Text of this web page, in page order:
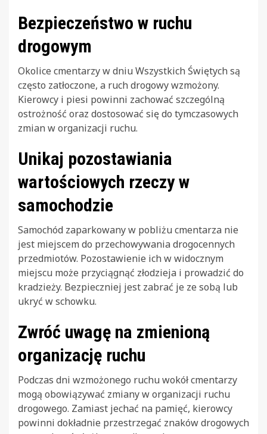
Bezpieczeństwo w ruchu
drogowym
Okolice cmentarzy w dniu Wszystkich Świętych są
często zatłoczone, a ruch drogowy wzmożony.
Kierowcy i piesi powinni zachować szczególną
ostrożność oraz dostosować się do tymczasowych
zmian w organizacji ruchu.
Unikaj pozostawiania
wartościowych rzeczy w
samochodzie
Samochód zaparkowany w pobliżu cmentarza nie
jest miejscem do przechowywania drogocennych
przedmiotów. Pozostawienie ich w widocznym
miejscu może przyciągnąć złodzieja i prowadzić do
kradzieży. Bezpieczniej jest zabrać je ze sobą lub
ukryć w schowku.
Zwróć uwagę na zmienioną
organizację ruchu
Podczas dni wzmożonego ruchu wokół cmentarzy
mogą obowiązywać zmiany w organizacji ruchu
drogowego. Zamiast jechać na pamięć, kierowcy
powinni dokładnie przestrzegać znaków drogowych